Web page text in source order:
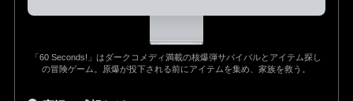
「60 Seconds!」はダークコメディ満載の核爆弾サバイバルとアイテム探し
の冒険ゲーム。原爆が投下される前にアイテムを集め、家族を救う。